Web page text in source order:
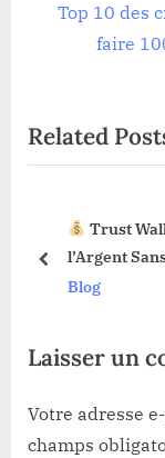
l’article
s
P
t
N
P
o
Top 10 des
faire
Related
Trust
l’Argent
Dévoilées !
Blog
prev
Laisser un
Votre adresse
champs